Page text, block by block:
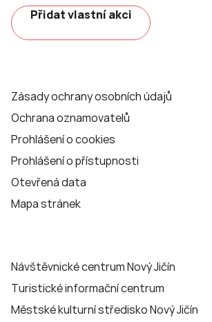
Přidat vlastní akci
Zásady ochrany osobních údajů
Ochrana oznamovatelů
Prohlášení o cookies
Prohlášení o přístupnosti
Otevřená data
Mapa stránek
Návštěvnické centrum Nový Jičín
Turistické informační centrum
Městské kulturní středisko Nový Jičín